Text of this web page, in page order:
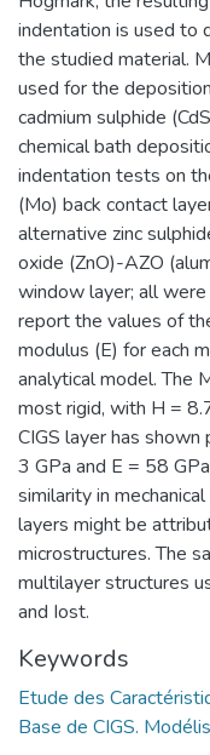
indentation is used to
the studied material.
used for the
cadmium sulphide
chemical bath
indentation tests on
(Mo) back contact
alternative zinc
oxide (ZnO)-AZO
window layer; all
report the values of
modulus (E) for each
analytical model. The
most rigid, with H =
CIGS layer has
3 GPa and E = 58
similarity in
layers might be
microstructures. The
multilayer structures
and Iost.
Keywords
Etude des
Base de CIGS.